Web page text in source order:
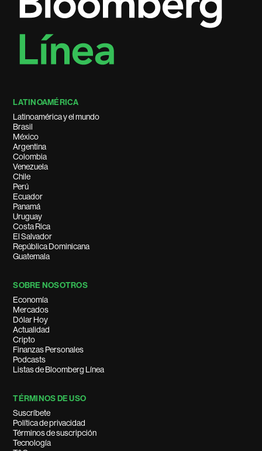
LATINOAMÉRICA
Latinoamérica y el mundo
Brasil
México
Argentina
Colombia
Venezuela
Chile
Perú
Ecuador
Panamá
Uruguay
Costa Rica
El Salvador
República Dominicana
Guatemala
SOBRE NOSOTROS
Economía
Mercados
Dólar Hoy
Actualidad
Cripto
Finanzas Personales
Podcasts
Listas de Bloomberg Línea
TÉRMINOS DE USO
Suscríbete
Política de privacidad
Términos de suscripción
Tecnología